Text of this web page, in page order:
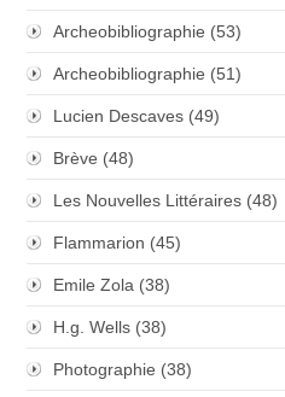
Archeobibliographie (53)
Archeobibliographie (51)
Lucien Descaves (49)
Brève (48)
Les Nouvelles Littéraires (48)
Flammarion (45)
Emile Zola (38)
H.g. Wells (38)
Photographie (38)